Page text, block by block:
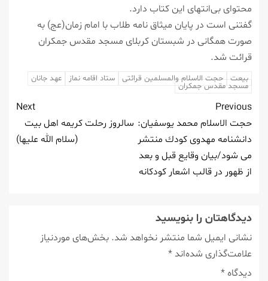
محتوای بی‌انتهای این كتاب دارد.
گفتنی است در پایان میثاق نامه طلاب با امام زمان(عج) به
صورت همگانی در شبستان كربلای مسجد مقدس جمكران
قرائت شد.
بیعت حجت الاسلام والمسلمین قرائتی ستاد اقامه نماز عهد جانان
مسجد مقدس جمكران
Previous
حجت الاسلام محمد یوسفیان:
دانشنامه مهدوی كودك منتشر
می شود/بیان وقایع قبل و بعد
از ظهور در قالب اشعار كودكانه
Next
سالروز رحلت كریمه اهل بیت
(سلام الله علیها)
دیدگاهتان را بنویسید
نشانی ایمیل شما منتشر نخواهد شد. بخش‌های موردنیاز
علامت‌گذاری شده‌اند *
دیدگاه *